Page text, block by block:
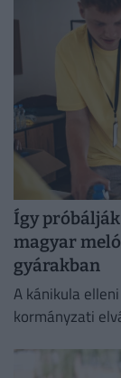
Így
magyar
gyárakban
A kánikula
kormányzati